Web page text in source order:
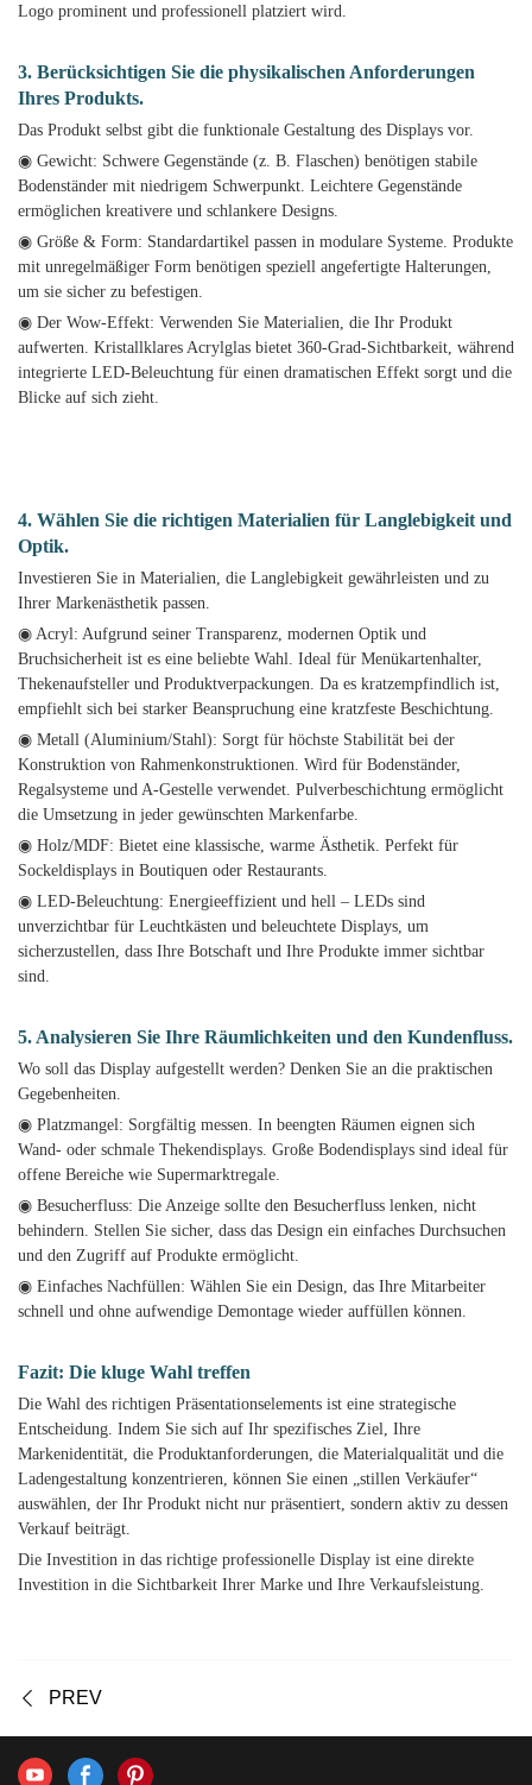
Logo prominent und professionell platziert wird.
3. Berücksichtigen Sie die physikalischen Anforderungen
Ihres Produkts.
Das Produkt selbst gibt die funktionale Gestaltung des Displays vor.
◉ Gewicht: Schwere Gegenstände (z. B. Flaschen) benötigen stabile
Bodenständer mit niedrigem Schwerpunkt. Leichtere Gegenstände
ermöglichen kreativere und schlankere Designs.
◉ Größe & Form: Standardartikel passen in modulare Systeme. Produkte
mit unregelmäßiger Form benötigen speziell angefertigte Halterungen,
um sie sicher zu befestigen.
◉ Der Wow-Effekt: Verwenden Sie Materialien, die Ihr Produkt
aufwerten. Kristallklares Acrylglas bietet 360-Grad-Sichtbarkeit, während
integrierte LED-Beleuchtung für einen dramatischen Effekt sorgt und die
Blicke auf sich zieht.
4. Wählen Sie die richtigen Materialien für Langlebigkeit und
Optik.
Investieren Sie in Materialien, die Langlebigkeit gewährleisten und zu
Ihrer Markenästhetik passen.
◉ Acryl: Aufgrund seiner Transparenz, modernen Optik und
Bruchsicherheit ist es eine beliebte Wahl. Ideal für Menükartenhalter,
Thekenaufsteller und Produktverpackungen. Da es kratzempfindlich ist,
empfiehlt sich bei starker Beanspruchung eine kratzfeste Beschichtung.
◉ Metall (Aluminium/Stahl): Sorgt für höchste Stabilität bei der
Konstruktion von Rahmenkonstruktionen. Wird für Bodenständer,
Regalsysteme und A-Gestelle verwendet. Pulverbeschichtung ermöglicht
die Umsetzung in jeder gewünschten Markenfarbe.
◉ Holz/MDF: Bietet eine klassische, warme Ästhetik. Perfekt für
Sockeldisplays in Boutiquen oder Restaurants.
◉ LED-Beleuchtung: Energieeffizient und hell – LEDs sind
unverzichtbar für Leuchtkästen und beleuchtete Displays, um
sicherzustellen, dass Ihre Botschaft und Ihre Produkte immer sichtbar
sind.
5. Analysieren Sie Ihre Räumlichkeiten und den Kundenfluss.
Wo soll das Display aufgestellt werden? Denken Sie an die praktischen
Gegebenheiten.
◉ Platzmangel: Sorgfältig messen. In beengten Räumen eignen sich
Wand- oder schmale Thekendisplays. Große Bodendisplays sind ideal für
offene Bereiche wie Supermarktregale.
◉ Besucherfluss: Die Anzeige sollte den Besucherfluss lenken, nicht
behindern. Stellen Sie sicher, dass das Design ein einfaches Durchsuchen
und den Zugriff auf Produkte ermöglicht.
◉ Einfaches Nachfüllen: Wählen Sie ein Design, das Ihre Mitarbeiter
schnell und ohne aufwendige Demontage wieder auffüllen können.
Fazit: Die kluge Wahl treffen
Die Wahl des richtigen Präsentationselements ist eine strategische
Entscheidung. Indem Sie sich auf Ihr spezifisches Ziel, Ihre
Markenidentität, die Produktanforderungen, die Materialqualität und die
Ladengestaltung konzentrieren, können Sie einen „stillen Verkäufer“
auswählen, der Ihr Produkt nicht nur präsentiert, sondern aktiv zu dessen
Verkauf beiträgt.
Die Investition in das richtige professionelle Display ist eine direkte
Investition in die Sichtbarkeit Ihrer Marke und Ihre Verkaufsleistung.
PREV